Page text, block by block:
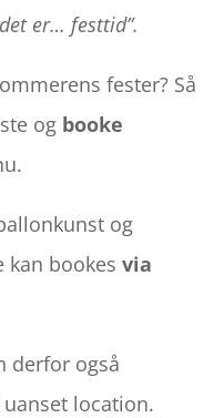
er… festtid”.
fester? Så
og booke
og
kan bookesvia
derfor også
location.